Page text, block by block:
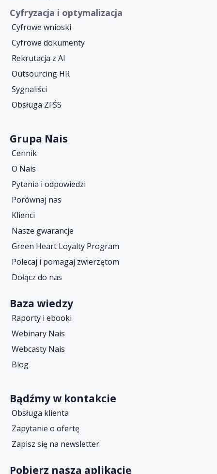
Cyfryzacja i optymalizacja
Cyfrowe wnioski
Cyfrowe dokumenty
Rekrutacja z AI
Outsourcing HR
Sygnaliści
Obsługa ZFŚS
Grupa Nais
Cennik
O Nais
Pytania i odpowiedzi
Porównaj nas
Klienci
Nasze gwarancje
Green Heart Loyalty Program
Polecaj i pomagaj zwierzętom
Dołącz do nas
Baza wiedzy
Raporty i ebooki
Webinary Nais
Webcasty Nais
Blog
Bądźmy w kontakcie
Obsługa klienta
Zapytanie o ofertę
Zapisz się na newsletter
Pobierz naszą aplikację